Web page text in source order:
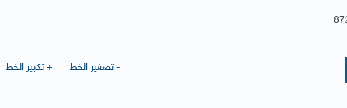
+ تكبير الخط
- تصغير الخط